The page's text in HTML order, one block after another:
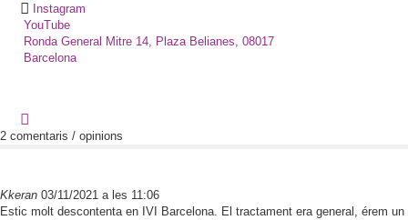
Instagram
YouTube
Ronda General Mitre 14, Plaza Belianes, 08017
Barcelona
2 comentaris / opinions
Kkeran 03/11/2021 a les 11:06
Estic molt descontenta en IVI Barcelona. El tractament era general, érem un